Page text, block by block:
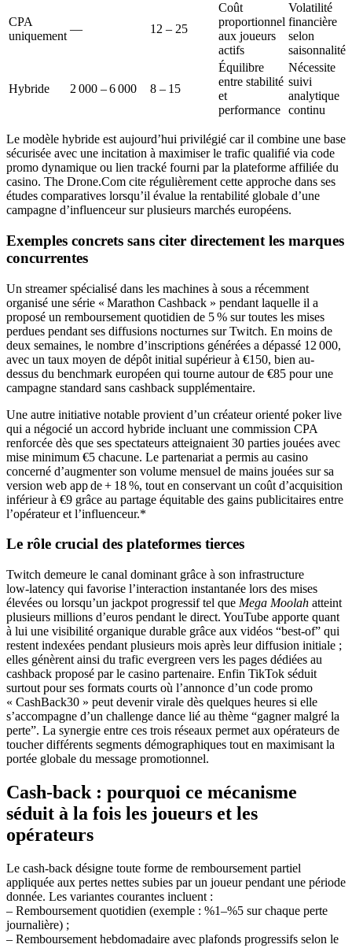
CPA
uniquement
— 12 – 25
Coût
proportionnel
aux joueurs
actifs
Volatilité
financière
selon
saisonnalité
Hybride 2 000 – 6 000 8 – 15
Équilibre
entre stabilité
et
performance
Nécessite
suivi
analytique
continu
Le modèle hybride est aujourd’hui privilégié car il combine une base
sécurisée avec une incitation à maximiser le trafic qualifié via code
promo dynamique ou lien tracké fourni par la plateforme affiliée du
casino. The Drone.Com cite régulièrement cette approche dans ses
études comparatives lorsqu’il évalue la rentabilité globale d’une
campagne d’influenceur sur plusieurs marchés européens.
Exemples concrets sans citer directement les marques
concurrentes
Un streamer spécialisé dans les machines à sous a récemment
organisé une série « Marathon Cashback » pendant laquelle il a
proposé un remboursement quotidien de 5 % sur toutes les mises
perdues pendant ses diffusions nocturnes sur Twitch. En moins de
deux semaines, le nombre d’inscriptions générées a dépassé 12 000,
avec un taux moyen de dépôt initial supérieur à €150, bien au-
dessus du benchmark européen qui tourne autour de €85 pour une
campagne standard sans cashback supplémentaire.
Une autre initiative notable provient d’un créateur orienté poker live
qui a négocié un accord hybride incluant une commission CPA
renforcée dès que ses spectateurs atteignaient 30 parties jouées avec
mise minimum €5 chacune. Le partenariat a permis au casino
concerné d’augmenter son volume mensuel de mains jouées sur sa
version web app de + 18 %, tout en conservant un coût d’acquisition
inférieur à €9 grâce au partage équitable des gains publicitaires entre
l’opérateur et l’influenceur.*
Le rôle crucial des plateformes tierces
Twitch demeure le canal dominant grâce à son infrastructure
low‑latency qui favorise l’interaction instantanée lors des mises
élevées ou lorsqu’un jackpot progressif tel que Mega Moolah atteint
plusieurs millions d’euros pendant le direct. YouTube apporte quant
à lui une visibilité organique durable grâce aux vidéos “best‑of” qui
restent indexées pendant plusieurs mois après leur diffusion initiale ;
elles génèrent ainsi du trafic evergreen vers les pages dédiées au
cashback proposé par le casino partenaire. Enfin TikTok séduit
surtout pour ses formats courts où l’annonce d’un code promo
« CashBack30 » peut devenir virale dès quelques heures si elle
s’accompagne d’un challenge dance lié au thème “gagner malgré la
perte”. La synergie entre ces trois réseaux permet aux opérateurs de
toucher différents segments démographiques tout en maximisant la
portée globale du message promotionnel.
Cash‑back : pourquoi ce mécanisme
séduit à la fois les joueurs et les
opérateurs
Le cash‑back désigne toute forme de remboursement partiel
appliquée aux pertes nettes subies par un joueur pendant une période
donnée. Les variantes courantes incluent :
– Remboursement quotidien (exemple : %1–%5 sur chaque perte
journalière) ;
– Remboursement hebdomadaire avec plafonds progressifs selon le